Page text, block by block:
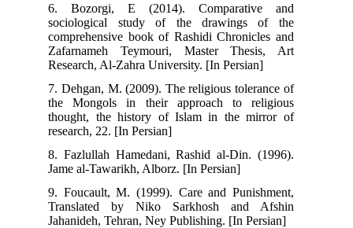
6. Bozorgi, E (2014). Comparative and
sociological study of the drawings of the
comprehensive book of Rashidi Chronicles and
Zafarnameh Teymouri, Master Thesis, Art
Research, Al-Zahra University. [In Persian]
7. Dehgan, M. (2009). The religious tolerance of
the Mongols in their approach to religious
thought, the history of Islam in the mirror of
research, 22. [In Persian]
8. Fazlullah Hamedani, Rashid al-Din. (1996).
Jame al-Tawarikh, Alborz. [In Persian]
9. Foucault, M. (1999). Care and Punishment,
Translated by Niko Sarkhosh and Afshin
Jahanideh, Tehran, Ney Publishing. [In Persian]